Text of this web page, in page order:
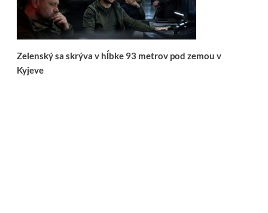
Zelenský sa skrýva v hĺbke 93 metrov pod zemou v
Kyjeve